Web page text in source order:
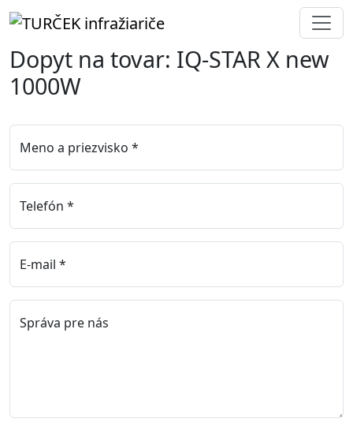
Dopyt na tovar: IQ-STAR X new
1000W
Meno a priezvisko *
Telefón *
E-mail *
Správa pre nás